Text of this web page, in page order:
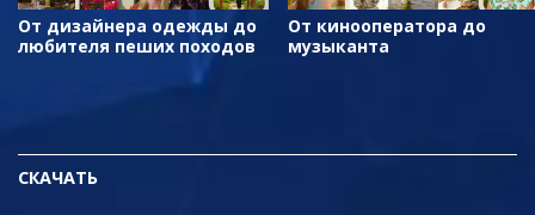
От дизайнера одежды до
любителя пеших походов
От кинооператора до
музыканта
СКАЧАТЬ